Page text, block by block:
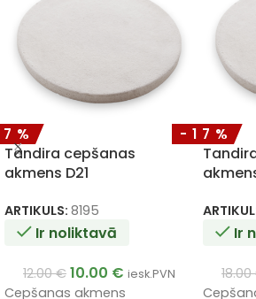
Tandira cepšanas
akmens D21
ARTIKULS: 8195
Ir noliktavā
12.00€ 10.00 € iesk.PVN
Cepšanas akmens
-17%
Ir
18.00